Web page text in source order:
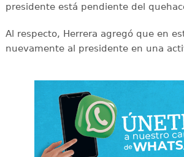
presidente está pendiente del
Al respecto, Herrera agregó que en
nuevamente al presidente en una